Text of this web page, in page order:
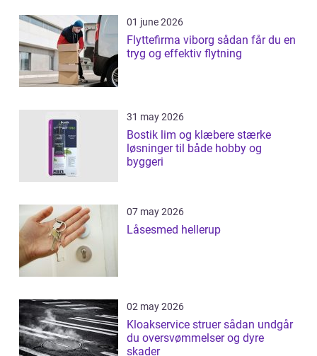
01 june 2026
Flyttefirma viborg sådan får du en
tryg og effektiv flytning
31 may 2026
Bostik lim og klæbere stærke
løsninger til både hobby og
byggeri
07 may 2026
Låsesmed hellerup
02 may 2026
Kloakservice struer sådan undgår
du oversvømmelser og dyre
skader